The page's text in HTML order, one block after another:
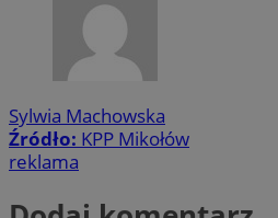
Sylwia Machowska
Źródło: KPP Mikołów
reklama